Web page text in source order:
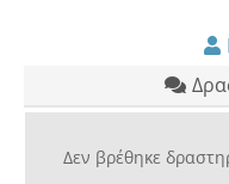
Δεν βρέθηκε